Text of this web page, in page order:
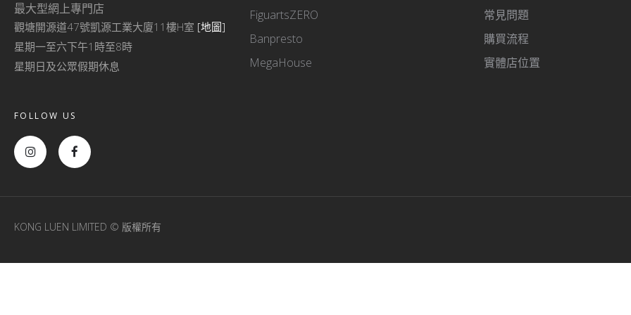
最大型網上專門店
觀塘開源道47號凱源工業大廈11樓H室 [地圖]
星期一至六下午1時至8時
星期日及公眾假期休息
FOLLOW US
FiguartsZERO
Banpresto
MegaHouse
常見問題
購買流程
實體店位置
KONG LUEN LIMITED © 版權所有